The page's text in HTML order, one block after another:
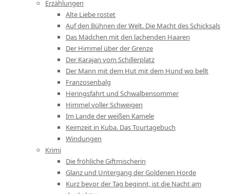
Erzählungen
Alte Liebe rostet
Auf den Bühnen der Welt. Die Macht des Schicksals
Das Mädchen mit den lachenden Haaren
Der Himmel über der Grenze
Der Karajan vom Schillerplatz
Der Mann mit dem Hut mit dem Hund wo bellt
Franzosenbalg
Heringsfahrt und Schwalbensommer
Himmel voller Schweigen
Im Lande der weißen Kamele
Keimzeit in Kuba. Das Tourtagebuch
Windungen
Krimi
Die fröhliche Giftmischerin
Glanz und Untergang der Goldenen Horde
Kurz bevor der Tag beginnt, ist die Nacht am